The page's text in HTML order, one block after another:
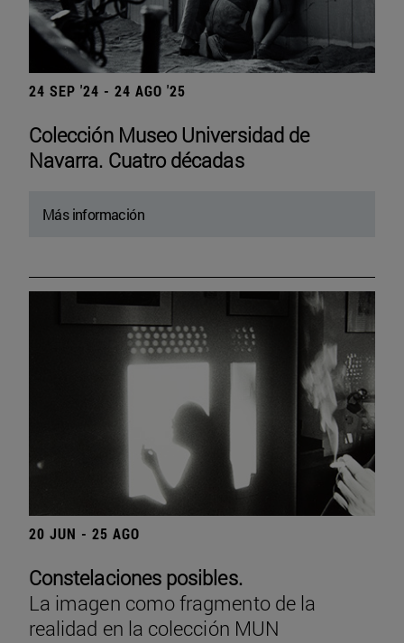
24 SEP '24 - 24 AGO '25
Colección Museo Universidad de
Navarra. Cuatro décadas
Más información
20 JUN - 25 AGO
Constelaciones posibles.
La imagen como fragmento de la
realidad en la colección MUN